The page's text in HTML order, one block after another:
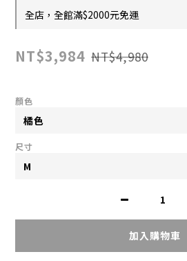
全店，全館滿$2000元免運
NT$3,984 NT$4,980
顏色
尺寸
加入購物車